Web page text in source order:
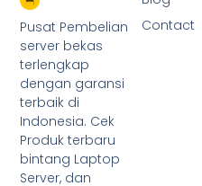
Pusat Pembelian
server bekas
terlengkap
dengan garansi
terbaik di
Indonesia. Cek
Produk terbaru
bintang Laptop
Server, dan
Contact